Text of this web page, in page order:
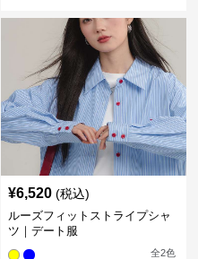
¥6,520 (税込)
ルーズフィットストライプシャ
ツ｜デート服
全2色